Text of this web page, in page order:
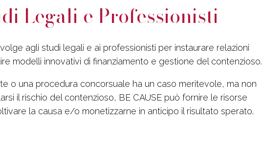
Legali e Professionisti
agli studi legali e ai professionisti per instaurare relazioni
modelli innovativi di finanziamento e gestione del contenzioso.
o una procedura concorsuale ha un caso meritevole, ma non
il rischio del contenzioso, BE CAUSE può fornire le risorse
la causa e/o monetizzarne in anticipo il risultato sperato.